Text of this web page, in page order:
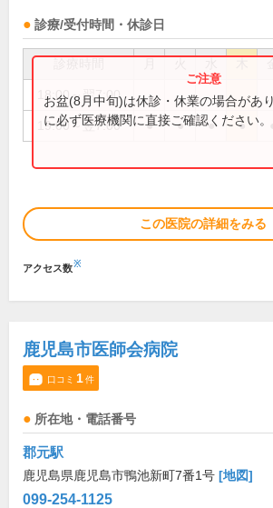
診療/受付時間・休診日
18:00～翌7:00
19:00～翌7:00 ● ● ● ●
お盆(8月中旬)は休診・休業の場合があ
に必ず医療機関に直接ご確認ください。
この医院の詳細をみる
アクセス数※
鹿児島市医師会病院
口コミ 1件
所在地・電話番号
郡元駅
鹿児島県鹿児島市鴨池新町7番1号 [地図]
099-254-1125